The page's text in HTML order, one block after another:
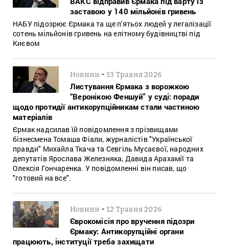
заставою у 140 мільйонів гривень
НАБУ підозрює Єрмака та ще п'ятьох людей у легалізації
сотень мільйонів гривень на елітному будівництві під
Києвом
Новини -13 Травня 2026
Листування Єрмака з ворожкою
“Веронікою Феншуй” у суді: поради
щодо протидії антикорупційникам стали частиною
матеріалів
Єрмак надсилав їй повідомлення з прізвищами
бізнесмена Томаша Фіали, журналістів "Української
правди" Михайла Ткача та Севгіль Мусаєвої, народних
депутатів Ярослава Железняка, Давида Арахамії та
Олексія Гончаренка. У повідомленні він писав, що
"готовий на все".
Новини -12 Травня 2026
Єврокомісія про вручення підозри
Єрмаку: Антикорупційні органи
працюють, інституції треба захищати